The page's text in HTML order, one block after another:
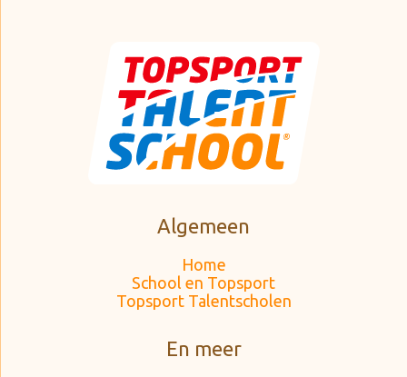
Algemeen
Home
School en Topsport
Topsport Talentscholen
En meer